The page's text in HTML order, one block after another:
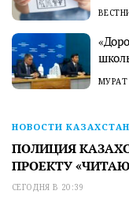
МУРАТ
НОВОСТИ
ПОЛИЦИЯ
ПРОЕКТУ
СЕГОДНЯ В 20:39